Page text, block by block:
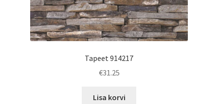
Tapeet 914217
€31.25
Lisa korvi